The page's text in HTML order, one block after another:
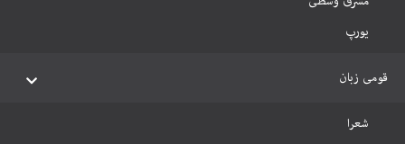
یورپ
قومی زبان
شعرا